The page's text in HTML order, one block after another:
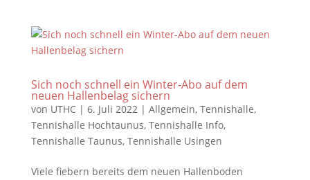
Sich noch schnell ein Winter-Abo auf dem
neuen Hallenbelag sichern
von UTHC| 6. Juli 2022| Allgemein, Tennishalle,
Tennishalle Hochtaunus, Tennishalle Info,
Tennishalle Taunus, Tennishalle Usingen
Viele fiebern bereits dem neuen Hallenboden